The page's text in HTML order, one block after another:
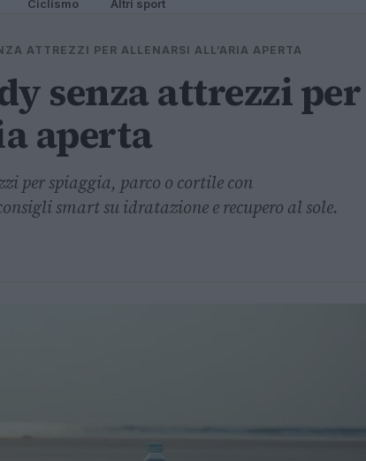
Ciclismo Altri sport
ATTREZZI PER ALLENARSI ALL’ARIA APERTA
senza attrezzi per
aperta
per spiaggia, parco o cortile con
smart su idratazione e recupero al sole.